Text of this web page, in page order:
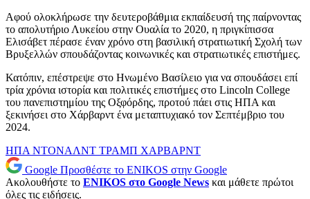
Αφού ολοκλήρωσε την δευτεροβάθμια εκπαίδευσή της παίρνοντας
το απολυτήριο Λυκείου στην Ουαλία το 2020, η πριγκίπισσα
Ελισάβετ πέρασε έναν χρόνο στη βασιλική στρατιωτική Σχολή των
Βρυξελλών σπουδάζοντας κοινωνικές και στρατιωτικές επιστήμες.
Κατόπιν, επέστρεψε στο Ηνωμένο Βασίλειο για να σπουδάσει επί
τρία χρόνια ιστορία και πολιτικές επιστήμες στο Lincoln College
του πανεπιστημίου της Οξφόρδης, προτού πάει στις ΗΠΑ και
ξεκινήσει στο Χάρβαρντ ένα μεταπτυχιακό τον Σεπτέμβριο του
2024.
ΗΠΑ ΝΤΟΝΑΛΝΤ ΤΡΑΜΠ ΧΑΡΒΑΡΝΤ
Google Προσθέστε το ENIKOS στην Google
Ακολουθήστε το ENIKOS στο Google News και μάθετε πρώτοι
όλες τις ειδήσεις.